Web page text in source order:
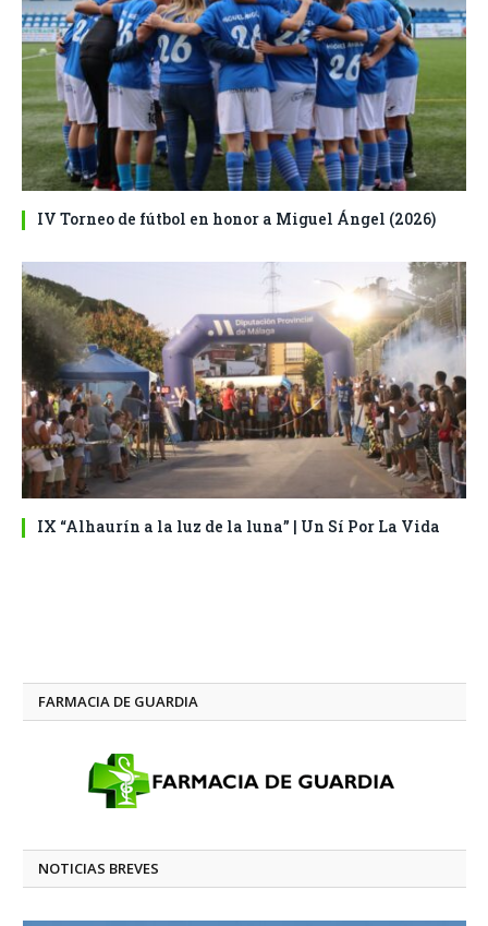
IV Torneo de fútbol en honor a Miguel Ángel (2026)
IX “Alhaurín a la luz de la luna” | Un Sí Por La Vida
FARMACIA DE GUARDIA
NOTICIAS BREVES